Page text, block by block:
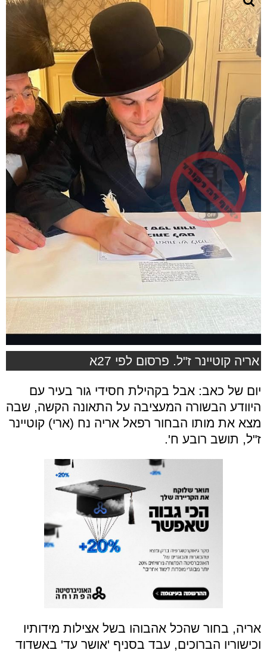
אריה קוטיינר ז"ל. פרסום לפי 27א
יום של כאב: אבל בקהילת חסידי גור בעיר עם
היוודע הבשורה המעציבה על התאונה הקשה, שבה
מצא את מותו הבחור רפאל אריה נח (ארי) קוטיינר
ז"ל, תושב רובע ח'.
אריה, בחור שהכל אהבוהו בשל אצילות מידותיו
וכישוריו הברוכים, עבד בסניף 'אושר עד' באשדוד